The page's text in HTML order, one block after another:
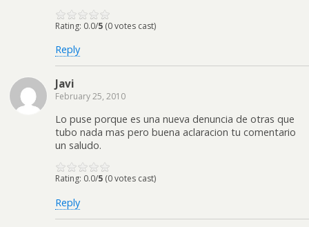
Rating: 0.0/5 (0 votes cast)
Reply
Javi
February 25, 2010
Lo puse porque es una nueva denuncia de otras que
tubo nada mas pero buena aclaracion tu comentario
un saludo.
Rating: 0.0/5 (0 votes cast)
Reply